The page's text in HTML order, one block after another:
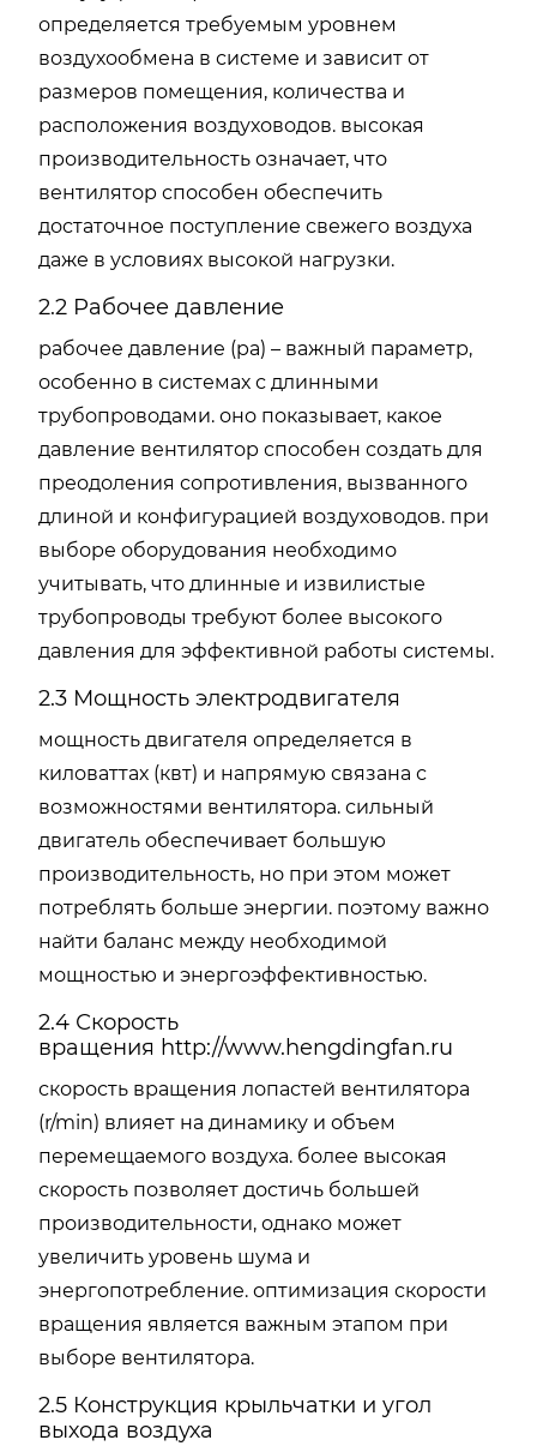
определяется требуемым уровнем
воздухообмена в системе и зависит от
размеров помещения, количества и
расположения воздуховодов. высокая
производительность означает, что
вентилятор способен обеспечить
достаточное поступление свежего воздуха
даже в условиях высокой нагрузки.
2.2 Рабочее давление
рабочее давление (pa) – важный параметр,
особенно в системах с длинными
трубопроводами. оно показывает, какое
давление вентилятор способен создать для
преодоления сопротивления, вызванного
длиной и конфигурацией воздуховодов. при
выборе оборудования необходимо
учитывать, что длинные и извилистые
трубопроводы требуют более высокого
давления для эффективной работы системы.
2.3 Мощность электродвигателя
мощность двигателя определяется в
киловаттах (квт) и напрямую связана с
возможностями вентилятора. сильный
двигатель обеспечивает большую
производительность, но при этом может
потреблять больше энергии. поэтому важно
найти баланс между необходимой
мощностью и энергоэффективностью.
2.4 Скорость
вращения http://www.hengdingfan.ru
скорость вращения лопастей вентилятора
(r/min) влияет на динамику и объем
перемещаемого воздуха. более высокая
скорость позволяет достичь большей
производительности, однако может
увеличить уровень шума и
энергопотребление. оптимизация скорости
вращения является важным этапом при
выборе вентилятора.
2.5 Конструкция крыльчатки и угол
выхода воздуха